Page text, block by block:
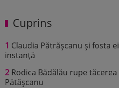
Cuprins
1 Claudia Pătrășcanu și fosta
instanță
2 Rodica Bădălău rupe
Pătășcanu